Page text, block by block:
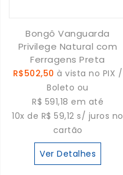
Bongô Vanguarda
Privilege Natural com
Ferragens Preta
R$502,50 à vista no PIX /
Boleto ou
R$ 591,18 em até
10x de R$ 59,12 s/ juros no
cartão
Ver Detalhes